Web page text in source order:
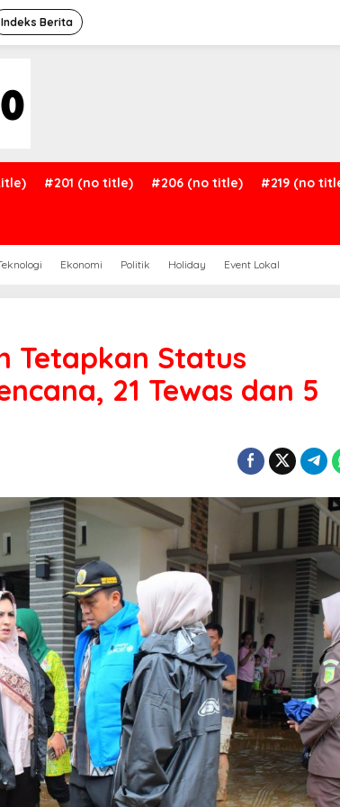
Indeks Berita
#201 (no title) #206 (no title) #219 (no
Ekonomi Politik Holiday Event Lokal
Tetapkan Status
21 Tewas dan 5